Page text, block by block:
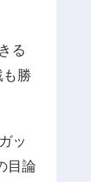
る
勝
ッ
目論